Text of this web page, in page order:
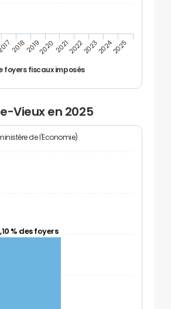
foyers fiscaux imposés
20182019202020212022202320242025
Vieux en 2025
de l'Economie)
% des foyers